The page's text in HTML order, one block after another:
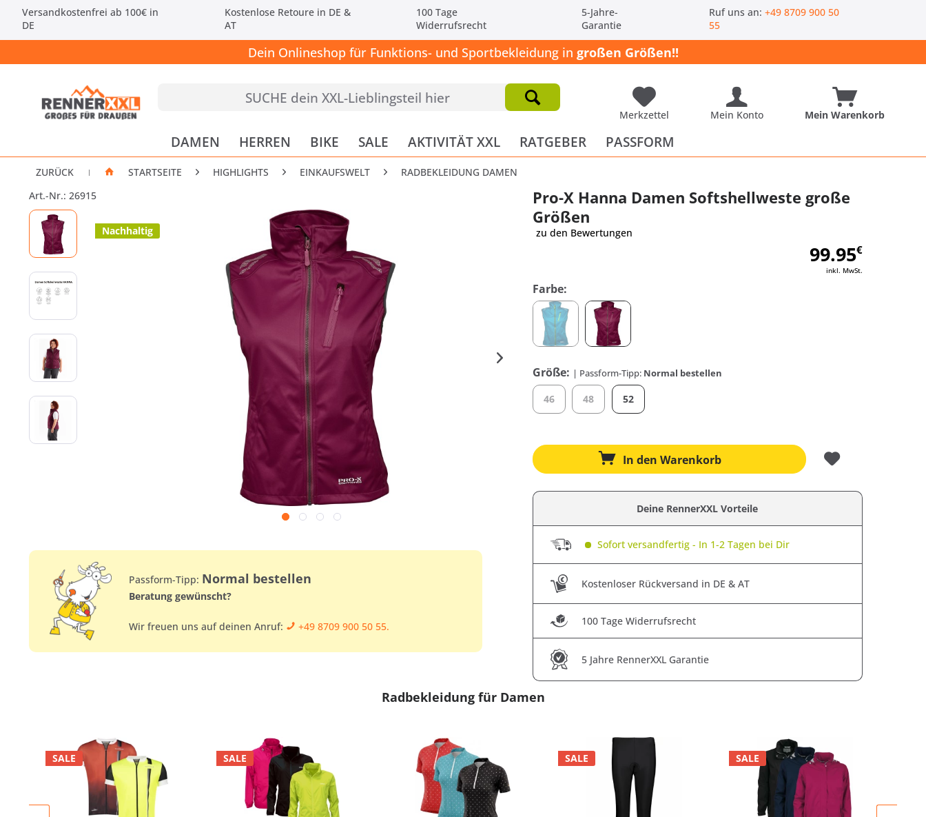
Versandkostenfrei ab 100€ in
DE
Kostenlose Retoure in DE &
AT
100 Tage
Widerrufsrecht
5-Jahre-
Garantie
Ruf uns an:+49 8709 900 50
55
Dein Onlineshop für Funktions- und Sportbekleidung in großen Größen!!
Merkzettel Mein Konto Mein Warenkorb
DAMEN HERREN BIKE SALE AKTIVITÄT XXL RATGEBER PASSFORM
ZURÜCK | STARTSEITE HIGHLIGHTS EINKAUFSWELT RADBEKLEIDUNG DAMEN
Nachhaltig
Passform-Tipp: Normal bestellen
Beratung gewünscht?
Wir freuen uns auf deinen Anruf: +49 8709 900 50 55.
Pro-X Hanna Damen Softshellweste große
Größen
Art.-Nr.: 26915
zu den Bewertungen
99.95€
inkl. MwSt.
Farbe:
Größe: | Passform-Tipp: Normal bestellen
46 48 52
In den Warenkorb
Deine RennerXXL Vorteile
Sofort versandfertig - In 1-2 Tagen bei Dir
Kostenloser Rückversand in DE & AT
100 Tage Widerrufsrecht
5 Jahre RennerXXL Garantie
Radbekleidung für Damen
SALE SALE SALE SALE